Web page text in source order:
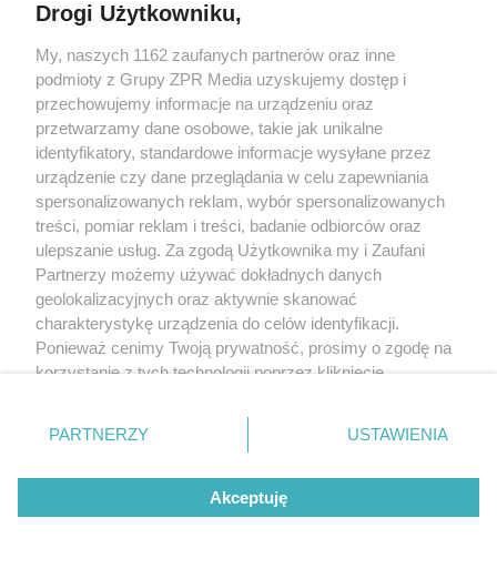
Drogi Użytkowniku,
My, naszych 1162 zaufanych partnerów oraz inne
podmioty z Grupy ZPR Media uzyskujemy dostęp i
przechowujemy informacje na urządzeniu oraz
przetwarzamy dane osobowe, takie jak unikalne
identyfikatory, standardowe informacje wysyłane przez
urządzenie czy dane przeglądania w celu zapewniania
spersonalizowanych reklam, wybór spersonalizowanych
treści, pomiar reklam i treści, badanie odbiorców oraz
ulepszanie usług. Za zgodą Użytkownika my i Zaufani
Partnerzy możemy używać dokładnych danych
geolokalizacyjnych oraz aktywnie skanować
charakterystykę urządzenia do celów identyfikacji.
Ponieważ cenimy Twoją prywatność, prosimy o zgodę na
korzystanie z tych technologii poprzez kliknięcie
zmienić/wycofać klikając przycisk ustawień prywatności
znajdujący się w lewym dolnym rogu strony
rodzaje przetwarzania danych nie wymagają zgody
użytkownika, ale masz prawo sprzeciwić się takiemu
przetwarzaniu. Preferencje będą miały zastosowanie tylko
PARTNERZY USTAWIENIA
Akceptuję